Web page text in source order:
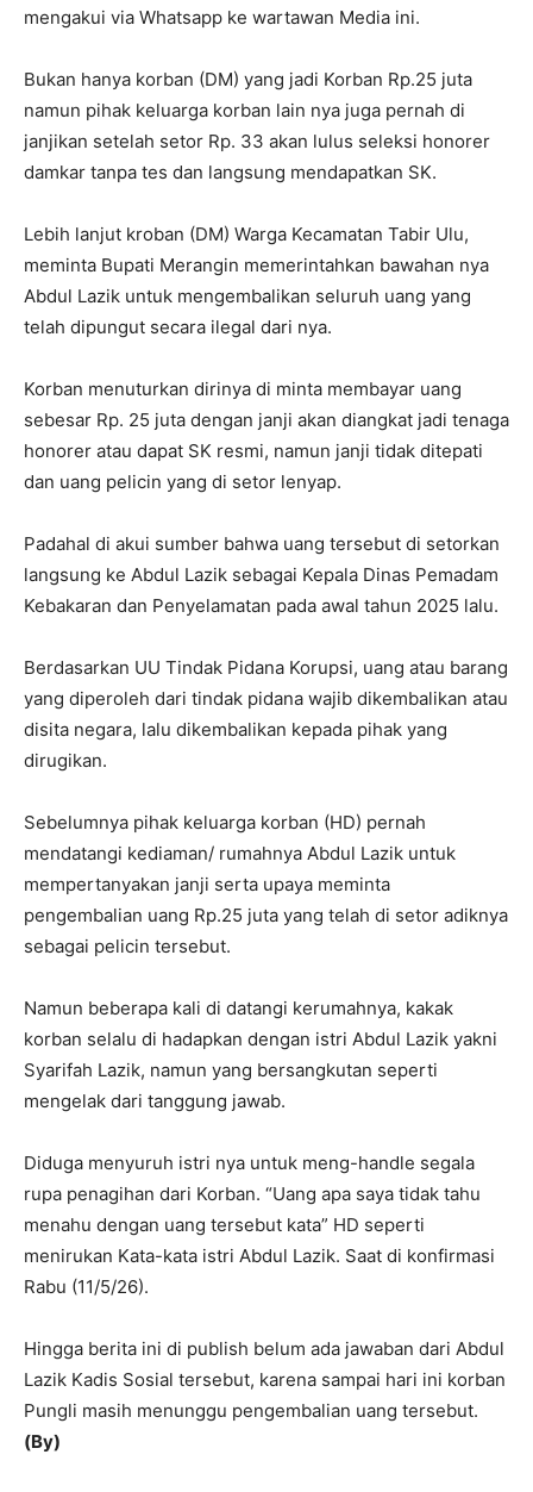
mengakui via Whatsapp ke wartawan Media ini.
Bukan hanya korban (DM) yang jadi Korban Rp.25 juta
namun pihak keluarga korban lain nya juga pernah di
janjikan setelah setor Rp. 33 akan lulus seleksi honorer
damkar tanpa tes dan langsung mendapatkan SK.
Lebih lanjut kroban (DM) Warga Kecamatan Tabir Ulu,
meminta Bupati Merangin memerintahkan bawahan nya
Abdul Lazik untuk mengembalikan seluruh uang yang
telah dipungut secara ilegal dari nya.
Korban menuturkan dirinya di minta membayar uang
sebesar Rp. 25 juta dengan janji akan diangkat jadi tenaga
honorer atau dapat SK resmi, namun janji tidak ditepati
dan uang pelicin yang di setor lenyap.
Padahal di akui sumber bahwa uang tersebut di setorkan
langsung ke Abdul Lazik sebagai Kepala Dinas Pemadam
Kebakaran dan Penyelamatan pada awal tahun 2025 lalu.
Berdasarkan UU Tindak Pidana Korupsi, uang atau barang
yang diperoleh dari tindak pidana wajib dikembalikan atau
disita negara, lalu dikembalikan kepada pihak yang
dirugikan.
Sebelumnya pihak keluarga korban (HD) pernah
mendatangi kediaman/ rumahnya Abdul Lazik untuk
mempertanyakan janji serta upaya meminta
pengembalian uang Rp.25 juta yang telah di setor adiknya
sebagai pelicin tersebut.
Namun beberapa kali di datangi kerumahnya, kakak
korban selalu di hadapkan dengan istri Abdul Lazik yakni
Syarifah Lazik, namun yang bersangkutan seperti
mengelak dari tanggung jawab.
Diduga menyuruh istri nya untuk meng-handle segala
rupa penagihan dari Korban. “Uang apa saya tidak tahu
menahu dengan uang tersebut kata” HD seperti
menirukan Kata-kata istri Abdul Lazik. Saat di konfirmasi
Rabu (11/5/26).
Hingga berita ini di publish belum ada jawaban dari Abdul
Lazik Kadis Sosial tersebut, karena sampai hari ini korban
Pungli masih menunggu pengembalian uang tersebut.
(By)